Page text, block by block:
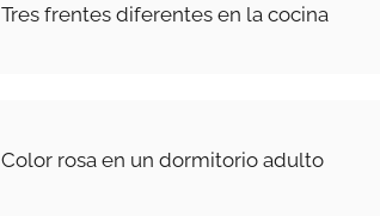
Tres frentes diferentes en la cocina
Color rosa en un dormitorio adulto